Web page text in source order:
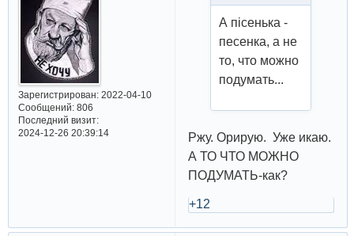
Зарегистрирован: 2022-04-10
Сообщений:806
Последний визит:
2024-12-26 20:39:14
А пiсенька -
песенка, а не
то, что можно
подумать...
Ржу. Орирую. Уже икаю.
А ТО ЧТО МОЖНО
ПОДУМАТЬ-как?
+12